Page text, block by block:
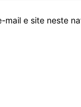
mail e site neste